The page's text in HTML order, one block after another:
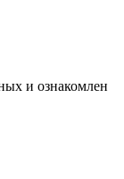
и ознакомлен